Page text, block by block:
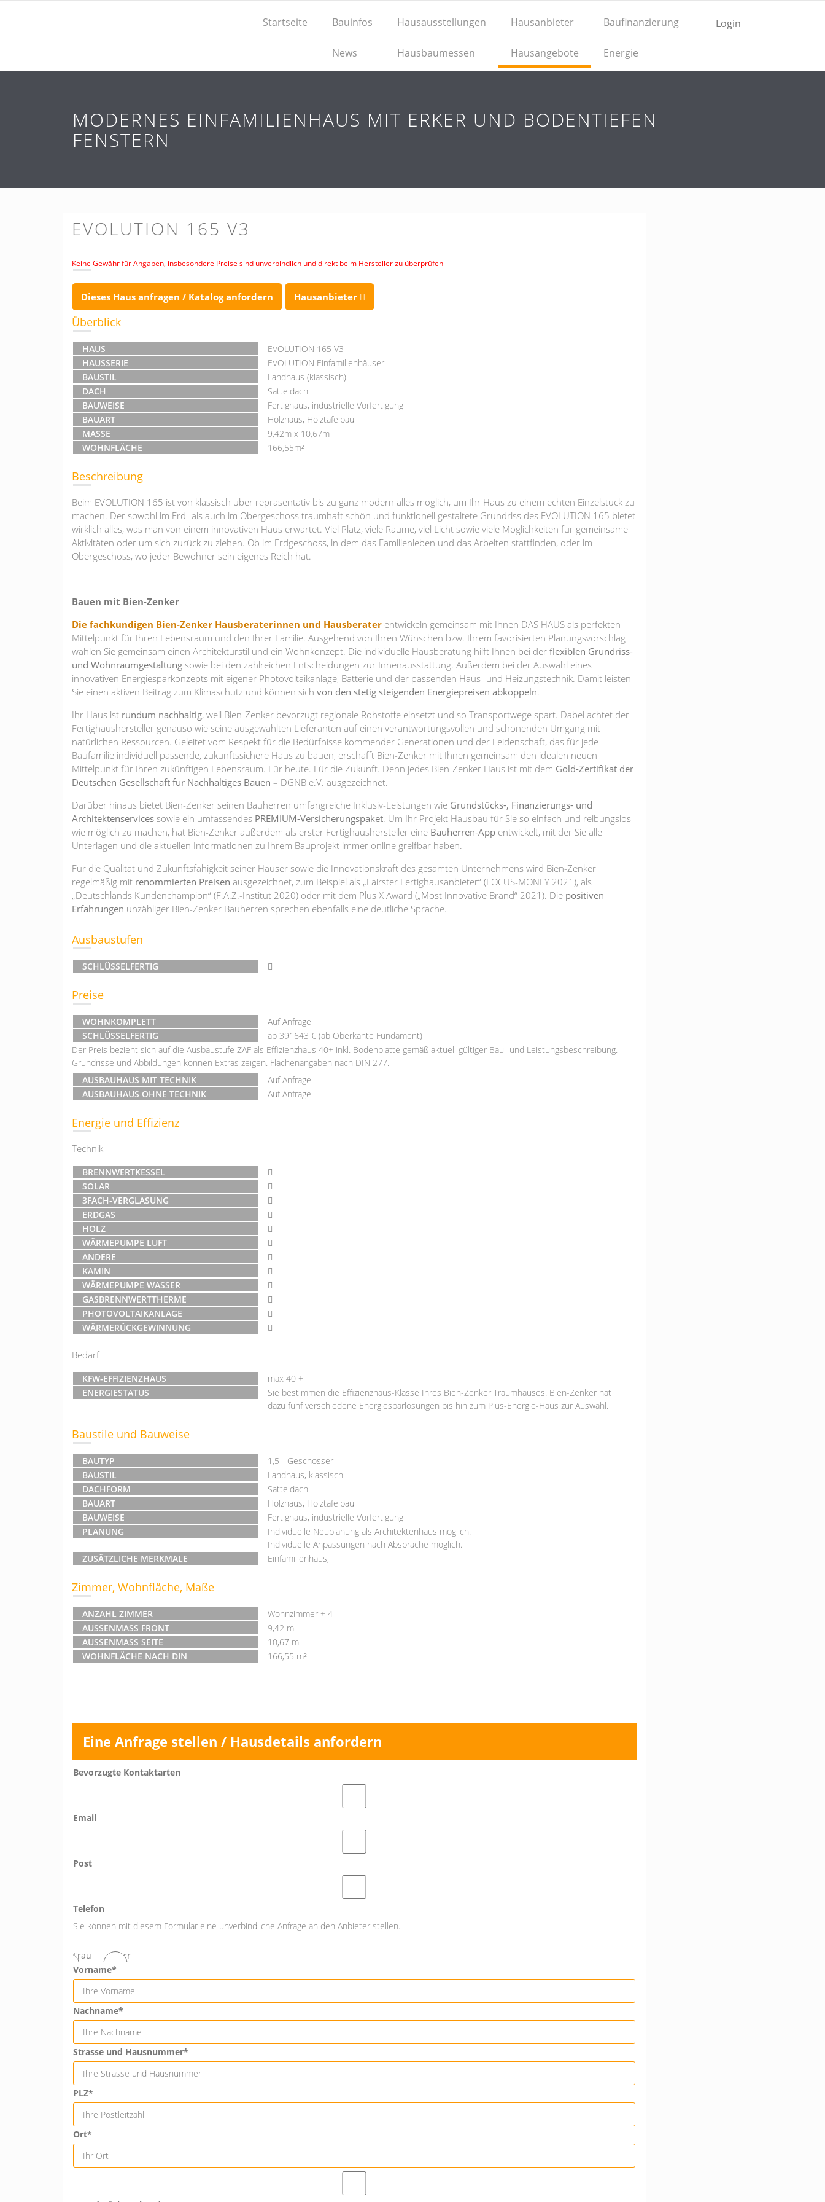
Login
Startseite Bauinfos
News
Hausausstellungen
Hausbaumessen
Hausanbieter
Hausangebote
Baufinanzierung
Energie
MODERNES EINFAMILIENHAUS MIT ERKER UND BODENTIEFEN
FENSTERN
EVOLUTION 165 V3
Keine Gewähr für Angaben, insbesondere Preise sind unverbindlich und direkt beim Hersteller zu überprüfen
Dieses Haus anfragen / Katalog anfordern Hausanbieter
Überblick
HAUS
EVOLUTION 165 V3
HAUSSERIE
EVOLUTION Einfamilienhäuser
BAUSTIL
Landhaus (klassisch)
DACH
Satteldach
BAUWEISE
Fertighaus, industrielle Vorfertigung
BAUART
Holzhaus, Holztafelbau
MASSE
9,42m x 10,67m
WOHNFLÄCHE
166,55m²
Beschreibung
Beim EVOLUTION 165 ist von klassisch über repräsentativ bis zu ganz modern alles möglich, um Ihr Haus zu einem echten Einzelstück zu
machen. Der sowohl im Erd- als auch im Obergeschoss traumhaft schön und funktionell gestaltete Grundriss des EVOLUTION 165 bietet
wirklich alles, was man von einem innovativen Haus erwartet. Viel Platz, viele Räume, viel Licht sowie viele Möglichkeiten für gemeinsame
Aktivitäten oder um sich zurück zu ziehen. Ob im Erdgeschoss, in dem das Familienleben und das Arbeiten stattfinden, oder im
Obergeschoss, wo jeder Bewohner sein eigenes Reich hat.
Bauen mit Bien-Zenker
Die fachkundigen Bien-Zenker Hausberaterinnen und Hausberater entwickeln gemeinsam mit Ihnen DAS HAUS als perfekten
Mittelpunkt für Ihren Lebensraum und den Ihrer Familie. Ausgehend von Ihren Wünschen bzw. Ihrem favorisierten Planungsvorschlag
wählen Sie gemeinsam einen Architekturstil und ein Wohnkonzept. Die individuelle Hausberatung hilft Ihnen bei der flexiblen Grundriss-
und Wohnraumgestaltung sowie bei den zahlreichen Entscheidungen zur Innenausstattung. Außerdem bei der Auswahl eines
innovativen Energiesparkonzepts mit eigener Photovoltaikanlage, Batterie und der passenden Haus- und Heizungstechnik. Damit leisten
Sie einen aktiven Beitrag zum Klimaschutz und können sich von den stetig steigenden Energiepreisen abkoppeln.
Ihr Haus ist rundum nachhaltig, weil Bien-Zenker bevorzugt regionale Rohstoffe einsetzt und so Transportwege spart. Dabei achtet der
Fertighaushersteller genauso wie seine ausgewählten Lieferanten auf einen verantwortungsvollen und schonenden Umgang mit
natürlichen Ressourcen. Geleitet vom Respekt für die Bedürfnisse kommender Generationen und der Leidenschaft, das für jede
Baufamilie individuell passende, zukunftssichere Haus zu bauen, erschafft Bien-Zenker mit Ihnen gemeinsam den idealen neuen
Mittelpunkt für Ihren zukünftigen Lebensraum. Für heute. Für die Zukunft. Denn jedes Bien-Zenker Haus ist mit dem Gold-Zertifikat der
Deutschen Gesellschaft für Nachhaltiges Bauen – DGNB e.V. ausgezeichnet.
Darüber hinaus bietet Bien-Zenker seinen Bauherren umfangreiche Inklusiv-Leistungen wie Grundstücks-, Finanzierungs- und
Architektenservices sowie ein umfassendes PREMIUM-Versicherungspaket. Um Ihr Projekt Hausbau für Sie so einfach und reibungslos
wie möglich zu machen, hat Bien-Zenker außerdem als erster Fertighaushersteller eine Bauherren-App entwickelt, mit der Sie alle
Unterlagen und die aktuellen Informationen zu Ihrem Bauprojekt immer online greifbar haben.
Für die Qualität und Zukunftsfähigkeit seiner Häuser sowie die Innovationskraft des gesamten Unternehmens wird Bien-Zenker
regelmäßig mit renommierten Preisen ausgezeichnet, zum Beispiel als „Fairster Fertighausanbieter“ (FOCUS-MONEY 2021), als
„Deutschlands Kundenchampion“ (F.A.Z.-Institut 2020) oder mit dem Plus X Award („Most Innovative Brand“ 2021). Die positiven
Erfahrungen unzähliger Bien-Zenker Bauherren sprechen ebenfalls eine deutliche Sprache.
Ausbaustufen
SCHLÜSSELFERTIG
Preise
WOHNKOMPLETT
Auf Anfrage
SCHLÜSSELFERTIG
ab 391643 € (ab Oberkante Fundament)
Der Preis bezieht sich auf die Ausbaustufe ZAF als Effizienzhaus 40+ inkl. Bodenplatte gemäß aktuell gültiger Bau- und Leistungsbeschreibung.
Grundrisse und Abbildungen können Extras zeigen. Flächenangaben nach DIN 277.
AUSBAUHAUS MIT TECHNIK
Auf Anfrage
AUSBAUHAUS OHNE TECHNIK
Auf Anfrage
Energie und Effizienz
Technik
BRENNWERTKESSEL
SOLAR
3FACH-VERGLASUNG
ERDGAS
HOLZ
WÄRMEPUMPE LUFT
ANDERE
KAMIN
WÄRMEPUMPE WASSER
GASBRENNWERTTHERME
PHOTOVOLTAIKANLAGE
WÄRMERÜCKGEWINNUNG
Bedarf
KFW-EFFIZIENZHAUS
max 40 +
ENERGIESTATUS
Sie bestimmen die Effizienzhaus-Klasse Ihres Bien-Zenker Traumhauses. Bien-Zenker hat
dazu fünf verschiedene Energiesparlösungen bis hin zum Plus-Energie-Haus zur Auswahl.
Baustile und Bauweise
BAUTYP
1,5 - Geschosser
BAUSTIL
Landhaus, klassisch
DACHFORM
Satteldach
BAUART
Holzhaus, Holztafelbau
BAUWEISE
Fertighaus, industrielle Vorfertigung
PLANUNG
Individuelle Neuplanung als Architektenhaus möglich.
Individuelle Anpassungen nach Absprache möglich.
ZUSÄTZLICHE MERKMALE
Einfamilienhaus,
Zimmer, Wohnfläche, Maße
ANZAHL ZIMMER
Wohnzimmer + 4
AUSSENMASS FRONT
9,42 m
AUSSENMASS SEITE
10,67 m
WOHNFLÄCHE NACH DIN
166,55 m²
Eine Anfrage stellen / Hausdetails anfordern
Bevorzugte Kontaktarten
Email
Post
Telefon
Sie können mit diesem Formular eine unverbindliche Anfrage an den Anbieter stellen.
Frau
Herr
Vorname*
Nachname*
Strasse und Hausnummer*
PLZ*
Ort*